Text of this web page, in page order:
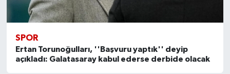
SPOR
Ertan Torunoğulları, ''Başvuru yaptık'' deyip
açıkladı: Galatasaray kabul ederse derbide olacak